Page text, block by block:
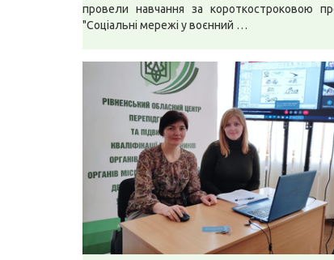
провели навчання за короткостроковою
"Соціальні мережі у воєнний …